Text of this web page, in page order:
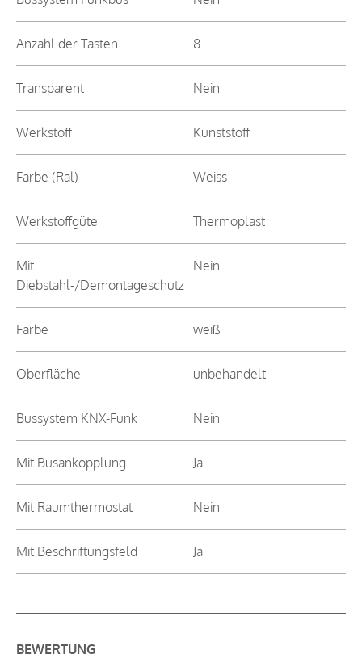
Anzahl der Tasten 8
Transparent Nein
Werkstoff Kunststoff
Farbe (Ral) Weiss
Werkstoffgüte Thermoplast
Mit
Diebstahl-/Demontageschutz
Nein
Farbe weiß
Oberfläche unbehandelt
Bussystem KNX-Funk Nein
Mit Busankopplung Ja
Mit Raumthermostat Nein
Mit Beschriftungsfeld Ja
BEWERTUNG